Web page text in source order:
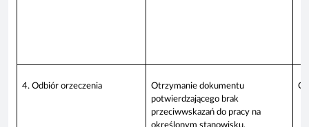
4. Odbiór orzeczenia
Otrzymanie dokumentu
potwierdzającego brak
przeciwwskazań do pracy na